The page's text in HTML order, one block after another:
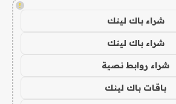
!
شراء باك لينك
شراء باك لينك
شراء روابط نصية
باقات باك لينك